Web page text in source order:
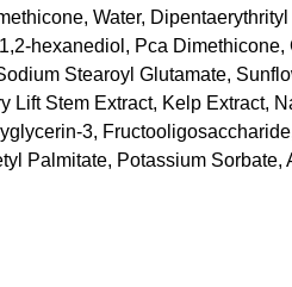
Water,
hexanediol, Pca
Stearoyl Glutamate,
Lift Stem Extract, Kelp Extract,
3,
Palmitate, Potassium